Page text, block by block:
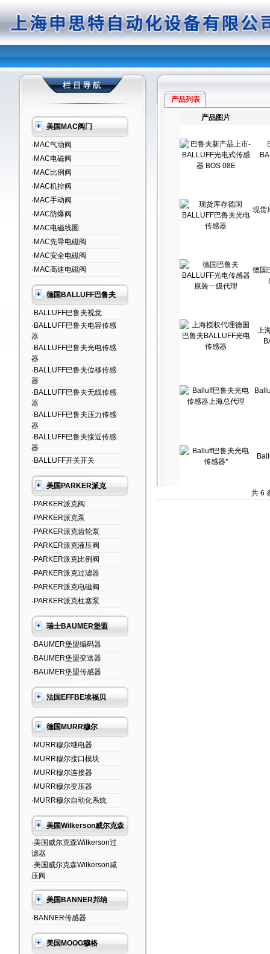
美国MAC阀门
·MAC气动阀
·MAC电磁阀
·MAC比例阀
·MAC机控阀
·MAC手动阀
·MAC防爆阀
·MAC电磁线圈
·MAC先导电磁阀
·MAC安全电磁阀
·MAC高速电磁阀
德国BALLUFF巴鲁夫
·BALLUFF巴鲁夫视觉
·BALLUFF巴鲁夫电容传感
器
·BALLUFF巴鲁夫光电传感
器
·BALLUFF巴鲁夫位移传感
器
·BALLUFF巴鲁夫无线传感
器
·BALLUFF巴鲁夫压力传感
器
·BALLUFF巴鲁夫接近传感
器
·BALLUFF开关开关
美国PARKER派克
·PARKER派克阀
·PARKER派克泵
·PARKER派克齿轮泵
·PARKER派克液压阀
·PARKER派克比例阀
·PARKER派克过滤器
·PARKER派克电磁阀
·PARKER派克柱塞泵
瑞士BAUMER堡盟
·BAUMER堡盟编码器
·BAUMER堡盟变送器
·BAUMER堡盟传感器
法国EFFBE埃福贝
德国MURR穆尔
·MURR穆尔继电器
·MURR穆尔接口模块
·MURR穆尔连接器
·MURR穆尔变压器
·MURR穆尔自动化系统
美国Wilkerson威尔克森
·美国威尔克森Wilkerson过
滤器
·美国威尔克森Wilkerson减
压阀
美国BANNER邦纳
·BANNER传感器
美国MOOG穆格
产品列表
产品图片
现货
德国
上
共 6